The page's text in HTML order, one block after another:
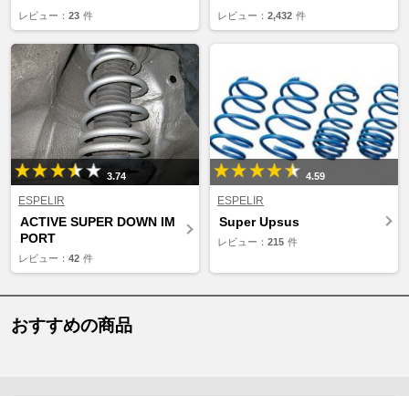
レビュー： 23 件 レビュー： 2,432 件
3.74
ESPELIR
ACTIVE SUPER DOWN IM
PORT
レビュー： 42 件
4.59
ESPELIR
Super Upsus
レビュー： 215 件
おすすめの商品